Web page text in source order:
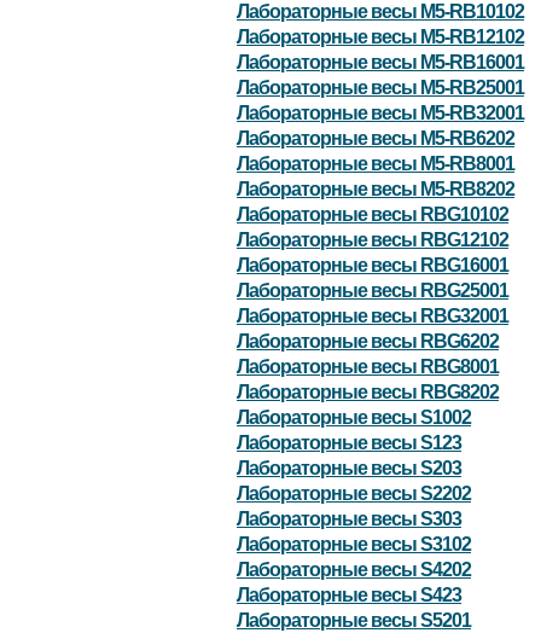
Лабораторные весы M5-RB10102
Лабораторные весы M5-RB12102
Лабораторные весы M5-RB16001
Лабораторные весы M5-RB25001
Лабораторные весы M5-RB32001
Лабораторные весы M5-RB6202
Лабораторные весы M5-RB8001
Лабораторные весы M5-RB8202
Лабораторные весы RBG10102
Лабораторные весы RBG12102
Лабораторные весы RBG16001
Лабораторные весы RBG25001
Лабораторные весы RBG32001
Лабораторные весы RBG6202
Лабораторные весы RBG8001
Лабораторные весы RBG8202
Лабораторные весы S1002
Лабораторные весы S123
Лабораторные весы S203
Лабораторные весы S2202
Лабораторные весы S303
Лабораторные весы S3102
Лабораторные весы S4202
Лабораторные весы S423
Лабораторные весы S5201